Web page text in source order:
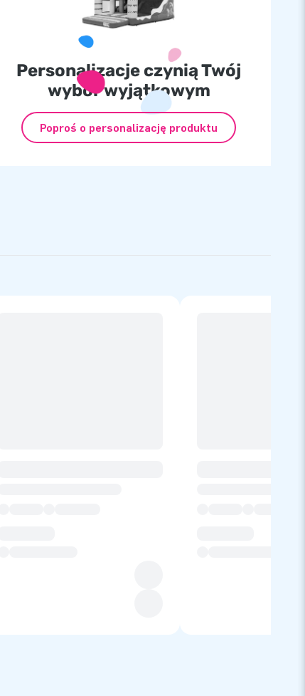
Personalizacje czynią Twój
wybór wyjątkowym
Poproś o personalizację produktu